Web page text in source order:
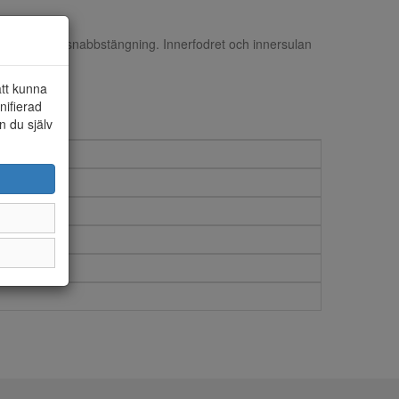
resår och snabbstängning. Innerfodret och innersulan
kunna
du själv